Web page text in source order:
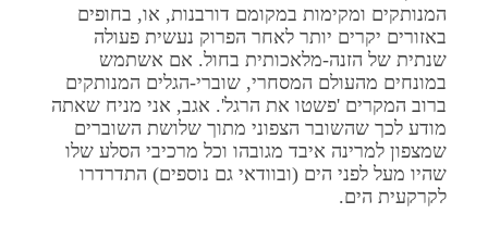
המנותקים ומקימות במקומם דורבנות, או, בחופים
באזורים יקרים יותר לאחר הפרוק נעשית פעולה
שנתית של הזנה-מלאכותית בחול. אם אשתמש
במונחים מהעולם המסחרי, שוברי-הגלים המנותקים
ברוב המקרים 'פשטו את הרגל'. אגב, אני מניח שאתה
מודע לכך שהשובר הצפוני מתוך שלושת השוברים
שמצפון למרינה איבד מגובהו וכל מרכיבי הסלע שלו
שהיו מעל לפני הים (ובוודאי גם נוספים) התדרדרו
לקרקעית הים.